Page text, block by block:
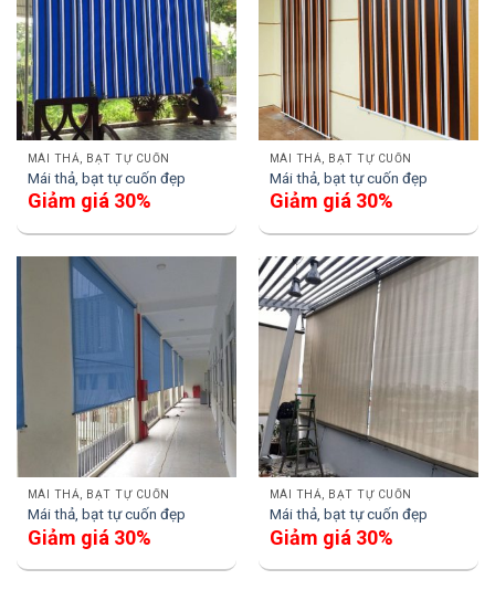
MÁI THẢ, BẠT TỰ CUỐN
Mái thả, bạt tự cuốn đẹp
Giảm giá 30%
MÁI THẢ, BẠT TỰ CUỐN
Mái thả, bạt tự cuốn đẹp
Giảm giá 30%
MÁI THẢ, BẠT TỰ CUỐN
Mái thả, bạt tự cuốn đẹp
Giảm giá 30%
MÁI THẢ, BẠT TỰ CUỐN
Mái thả, bạt tự cuốn đẹp
Giảm giá 30%